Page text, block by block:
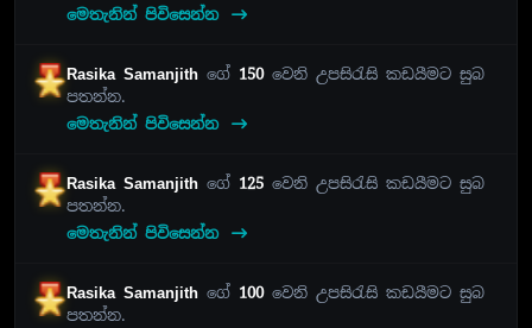
මෙතැනින් පිවිසෙන්න
Rasika Samanjithගේ 150වෙනි උපසිරැසි කඩයීමට සුබ
පතන්න.
මෙතැනින් පිවිසෙන්න
Rasika Samanjithගේ 125 වෙනි උපසිරැසි කඩයීමට සුබ
පතන්න.
මෙතැනින් පිවිසෙන්න
Rasika Samanjithගේ 100වෙනි උපසිරැසි කඩයීමට සුබ
පතන්න.